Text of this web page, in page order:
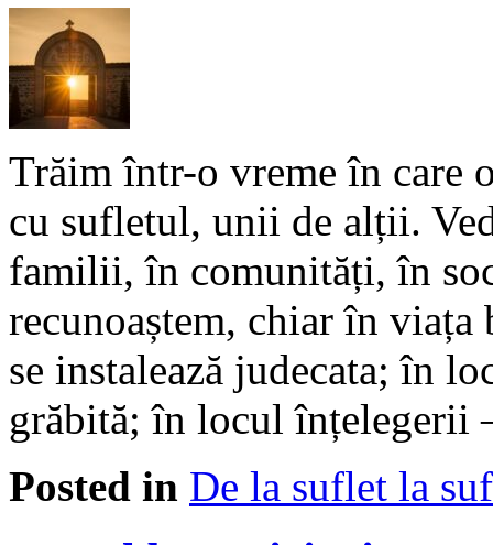
Trăim într-o vreme în care
cu sufletul, unii de alții.
familii, în comunități, în
recunoaștem, chiar în
se instalează judecata; în
grăbită; în locul
Posted in De la suflet la